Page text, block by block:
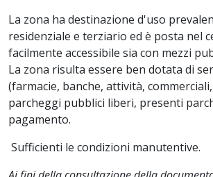
La zona ha destinazione d'uso
residenziale e terziario ed è posta nel
facilmente accessibile sia con mezzi
La zona risulta essere ben dotata di
(farmacie, banche, attività,
parcheggi pubblici liberi, presenti
pagamento.
Sufficienti le condizioni manutentive.